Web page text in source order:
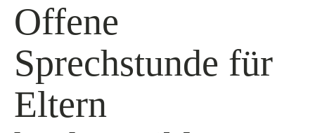
Offene
Sprechstunde für
Eltern